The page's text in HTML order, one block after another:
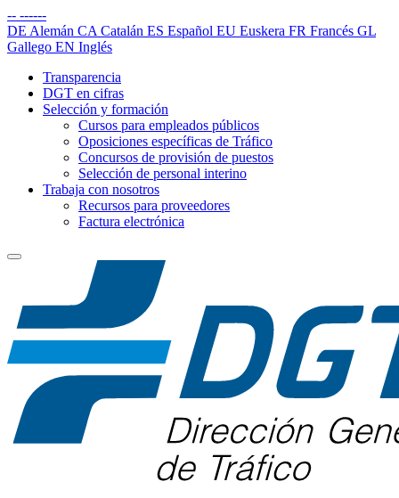
-- ------
DE Alemán CA Catalán ES Español EU Euskera FR Francés GL
Gallego EN Inglés
Transparencia
DGT en cifras
Selección y formación
Cursos para empleados públicos
Oposiciones específicas de Tráfico
Concursos de provisión de puestos
Selección de personal interino
Trabaja con nosotros
Recursos para proveedores
Factura electrónica